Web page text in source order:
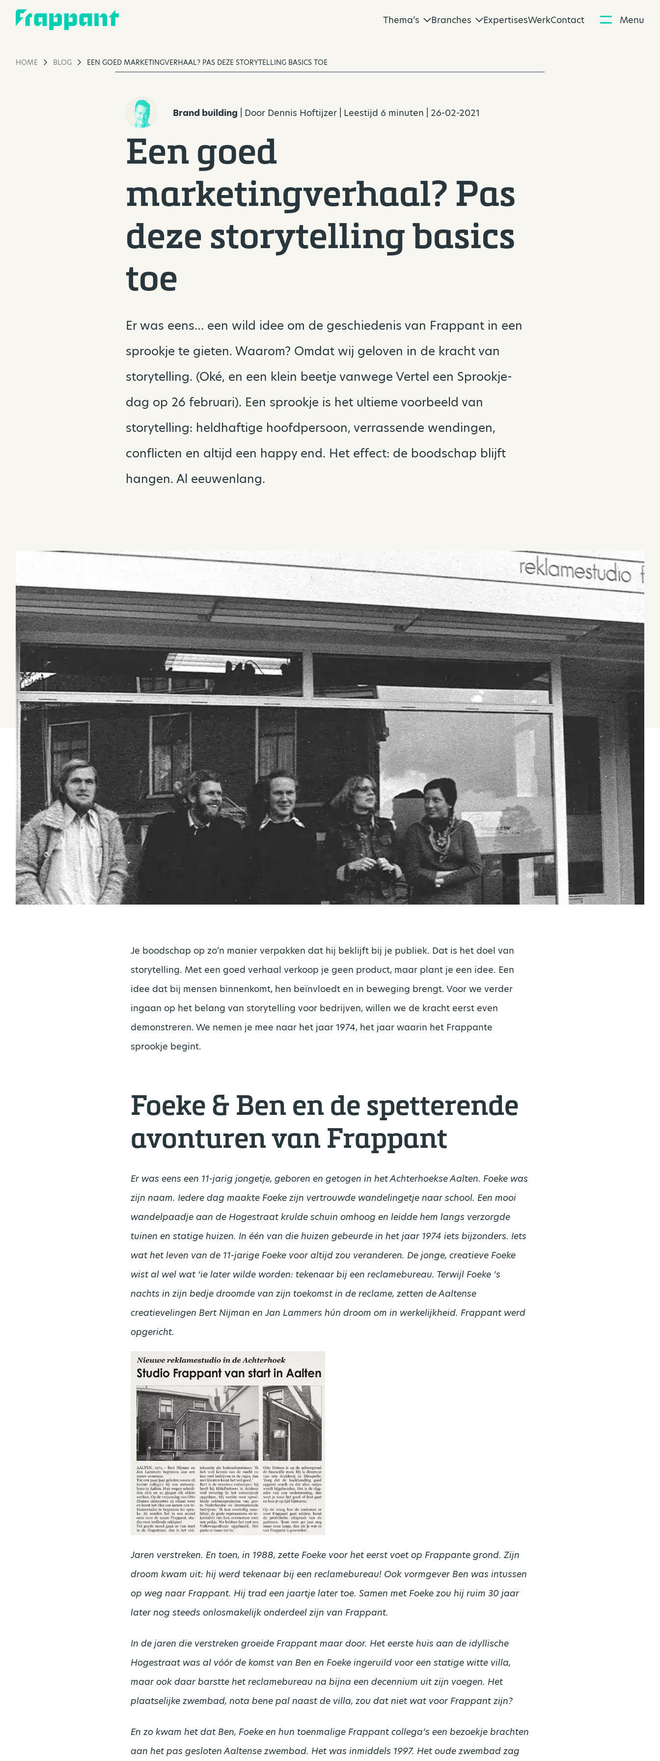
Thema’s Branches ExpertisesWerkContact Menu
HOME BLOG EEN GOED MARKETINGVERHAAL? PAS DEZE STORYTELLING BASICS TOE
Brand building | Door Dennis Hoftijzer | Leestijd 6 minuten | 26-02-2021
Een goed
marketingverhaal? Pas
deze storytelling basics
toe
Er was eens… een wild idee om de geschiedenis van Frappant in een
sprookje te gieten. Waarom? Omdat wij geloven in de kracht van
storytelling. (Oké, en een klein beetje vanwege Vertel een Sprookje-
dag op 26 februari). Een sprookje is het ultieme voorbeeld van
storytelling: heldhaftige hoofdpersoon, verrassende wendingen,
conflicten en altijd een happy end. Het effect: de boodschap blijft
hangen. Al eeuwenlang.
Je boodschap op zo’n manier verpakken dat hij beklijft bij je publiek. Dat is het doel van
storytelling. Met een goed verhaal verkoop je geen product, maar plant je een idee. Een
idee dat bij mensen binnenkomt, hen beïnvloedt en in beweging brengt. Voor we verder
ingaan op het belang van storytelling voor bedrijven, willen we de kracht eerst even
demonstreren. We nemen je mee naar het jaar 1974, het jaar waarin het Frappante
sprookje begint.
Foeke & Ben en de spetterende
avonturen van Frappant
Er was eens een 11-jarig jongetje, geboren en getogen in het Achterhoekse Aalten. Foeke was
zijn naam. Iedere dag maakte Foeke zijn vertrouwde wandelingetje naar school. Een mooi
wandelpaadje aan de Hogestraat krulde schuin omhoog en leidde hem langs verzorgde
tuinen en statige huizen. In één van die huizen gebeurde in het jaar 1974 iets bijzonders. Iets
wat het leven van de 11-jarige Foeke voor altijd zou veranderen. De jonge, creatieve Foeke
wist al wel wat ‘ie later wilde worden: tekenaar bij een reclamebureau. Terwijl Foeke ’s
nachts in zijn bedje droomde van zijn toekomst in de reclame, zetten de Aaltense
creatievelingen Bert Nijman en Jan Lammers hún droom om in werkelijkheid. Frappant werd
opgericht.
Jaren verstreken. En toen, in 1988, zette Foeke voor het eerst voet op Frappante grond. Zijn
droom kwam uit: hij werd tekenaar bij een reclamebureau! Ook vormgever Ben was intussen
op weg naar Frappant. Hij trad een jaartje later toe. Samen met Foeke zou hij ruim 30 jaar
later nog steeds onlosmakelijk onderdeel zijn van Frappant.
In de jaren die verstreken groeide Frappant maar door. Het eerste huis aan de idyllische
Hogestraat was al vóór de komst van Ben en Foeke ingeruild voor een statige witte villa,
maar ook daar barstte het reclamebureau na bijna een decennium uit zijn voegen. Het
plaatselijke zwembad, nota bene pal naast de villa, zou dat niet wat voor Frappant zijn?
En zo kwam het dat Ben, Foeke en hun toenmalige Frappant collega’s een bezoekje brachten
aan het pas gesloten Aaltense zwembad. Het was inmiddels 1997. Het oude zwembad zag